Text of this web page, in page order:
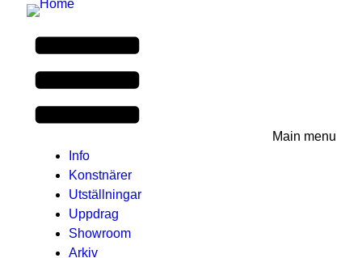
Main menu
Info
Konstnärer
Utställningar
Uppdrag
Showroom
Arkiv